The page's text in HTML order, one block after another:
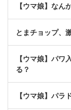
【ウマ娘】なん
とまチョップ、
【ウマ娘】パワ
る？
【ウマ娘】パラ